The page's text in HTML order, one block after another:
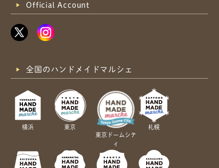
Official Account
全国のハンドメイドマルシェ
横浜
東京
東京ドームシテ
ィ
札幌